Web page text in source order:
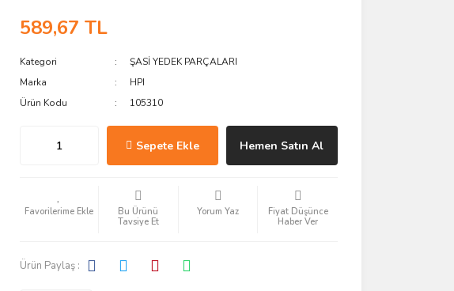
589,67 TL
Kategori
ŞASİ YEDEK PARÇALARI
Marka
HPI
Ürün Kodu
105310
Sepete Ekle Hemen Satın Al
Bu Ürünü
Tavsiye Et
Yorum Yaz
Fiyat Düşünce
Haber Ver
Ürün Paylaş :